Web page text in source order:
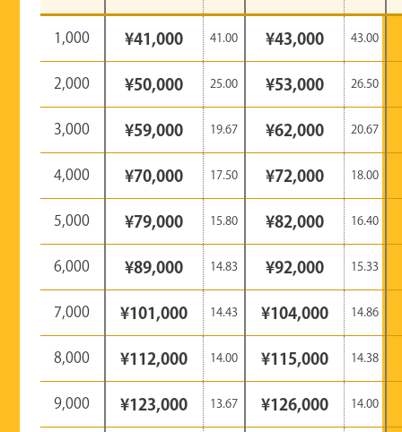
1,000 ¥41,000 41.00 ¥43,000 43.00
2,000 ¥50,000 25.00 ¥53,000 26.50
3,000 ¥59,000 19.67 ¥62,000 20.67
4,000 ¥70,000 17.50 ¥72,000 18.00
5,000 ¥79,000 15.80 ¥82,000 16.40
6,000 ¥89,000 14.83 ¥92,000 15.33
7,000 ¥101,000 14.43 ¥104,000 14.86
8,000 ¥112,000 14.00 ¥115,000 14.38
9,000 ¥123,000 13.67 ¥126,000 14.00